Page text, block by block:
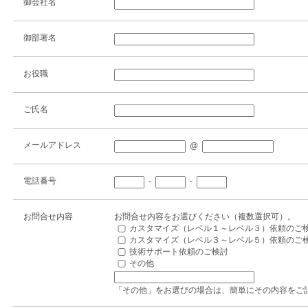
御会社名
御部署名
お役職
ご氏名
メールアドレス @
電話番号 - -
お問合せ内容
お問合せ内容をお選びください（複数選択可）。
カスタマイズ（レベル１～レベル３）依頼のご
カスタマイズ（レベル３～レベル５）依頼のご
技術サポート依頼のご検討
その他
「その他」をお選びの場合は、簡単にその内容をご